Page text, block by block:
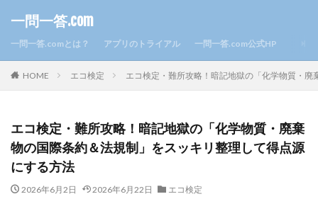
一問一答.com
一問一答.comとは？ アプリのトライアル 一問一答.com公式HP
HOME エコ検定 エコ検定・難所攻略！暗記地獄の「化学物質・
エコ検定・難所攻略！暗記地獄の「化学物質・廃棄
物の国際条約＆法規制」をスッキリ整理して得点源
にする方法
2026年6月2日 2026年6月22日 エコ検定